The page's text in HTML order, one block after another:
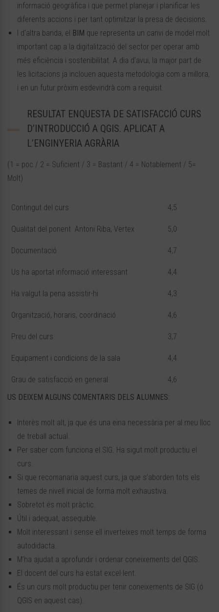
informació geogràfica i que permet planejar i planificar les
diferents accions i per tant optimitzar la presa de decisions.
I d’altra banda, el BIM que representa un canvi de model molt
important cap a la digitalització del sector per operar amb
més eficiència i sostenibilitat. A dia d’avui, la major part de
les licitacions ja inclouen aquesta metodologia com a millora,
i en un futur pròxim esdevindrà com a requisit.
RESULTAT ENQUESTA DE SATISFACCIÓ CURS
D’INTRODUCCIÓ A QGIS. APLICAT A
L’ENGINYERIA AGRÀRIA
(1 = poc / 2 = Suficient / 3 = Bastant / 4 = Notablement / 5=
Molt)
Contingut del curs 4,5
Qualitat del ponent Antoni Riba, Vertex 5,0
Documentació 4,7
Us ha aportat informació interessant 4,4
Ha valgut la pena assistir-hi 4,3
Organització, horaris, coordinació 4,6
Preu del curs 3,7
Equipament i condicions de la sala 4,4
Grau de satisfacció en general
4,6
US DEIXEM ALGUNS COMENTARIS DELS ALUMNES:
Interès molt alt, ja que és una eina necessària per al meu lloc
de treball actual.
Per saber com funciona el SIG. Ha sigut molt productiu el
curs.
Si que recomanaria aquest curs, ja que s’aborden tots els
temes de nivell inicial de forma molt exhaustiva.
Sobretot és molt pràctic.
Útil i adequat, assequible.
Molt interessant i sense ell inverteixes molt temps de forma
autodidacta.
M’ha ajudat a aprofundir i ordenar coneixements del QGIS.
El docent del curs ha estat excel·lent.
És un curs molt productiu per tenir coneixements de SIG (ó
QGIS en aquest cas).